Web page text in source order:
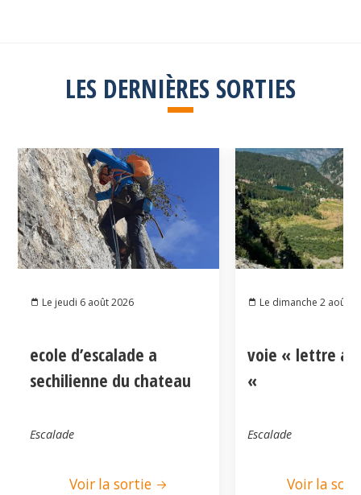
LES DERNIÈRES SORTIES
Le jeudi 6 août 2026
ecole d’escalade a
sechilienne du chateau
Escalade
Voir la sortie
Le dimanche 2 août
voie « lettre
«
Escalade
Voir la